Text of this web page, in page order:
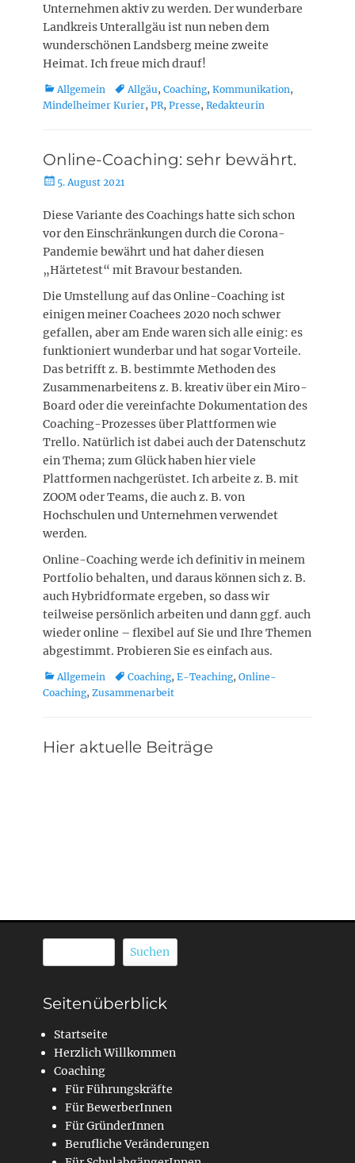
Unternehmen aktiv zu werden. Der wunderbare
Landkreis Unterallgäu ist nun neben dem
wunderschönen Landsberg meine zweite
Heimat. Ich freue mich drauf!
Kategorien
Allgemein Schlagworte
Allgäu, Coaching, Kommunikation,
Mindelheimer Kurier, PR, Presse, Redakteurin
Online-Coaching: sehr bewährt.
Posted5. August 2021
Diese Variante des Coachings hatte sich schon
vor den Einschränkungen durch die Corona-
Pandemie bewährt und hat daher diesen
„Härtetest“ mit Bravour bestanden.
Die Umstellung auf das Online-Coaching ist
einigen meiner Coachees 2020 noch schwer
gefallen, aber am Ende waren sich alle einig: es
funktioniert wunderbar und hat sogar Vorteile.
Das betrifft z. B. bestimmte Methoden des
Zusammenarbeitens z. B. kreativ über ein Miro-
Board oder die vereinfachte Dokumentation des
Coaching-Prozesses über Plattformen wie
Trello. Natürlich ist dabei auch der Datenschutz
ein Thema; zum Glück haben hier viele
Plattformen nachgerüstet. Ich arbeite z. B. mit
ZOOM oder Teams, die auch z. B. von
Hochschulen und Unternehmen verwendet
werden.
Online-Coaching werde ich definitiv in meinem
Portfolio behalten, und daraus können sich z. B.
auch Hybridformate ergeben, so dass wir
teilweise persönlich arbeiten und dann ggf. auch
wieder online – flexibel auf Sie und Ihre Themen
abgestimmt. Probieren Sie es einfach aus.
Kategorien
Allgemein Schlagworte
Coaching, E-Teaching, Online-
Coaching, Zusammenarbeit
Hier aktuelle Beiträge
Suchen
Seitenüberblick
Startseite
Herzlich Willkommen
Coaching
Für Führungskräfte
Für BewerberInnen
Für GründerInnen
Berufliche Veränderungen